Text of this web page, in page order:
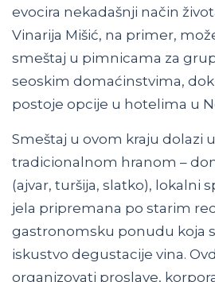
evocira nekadašnji način
Vinarija Mišić, na primer,
smeštaj u pimnicama za
seoskim domaćinstvima,
postoje opcije u hotelima u
Smeštaj u ovom kraju dolazi
tradicionalnom hranom –
(ajvar, turšija, slatko), lokalni
jela pripremana po starim
gastronomsku ponudu koja
iskustvo degustacije vina.
organizovati proslave,